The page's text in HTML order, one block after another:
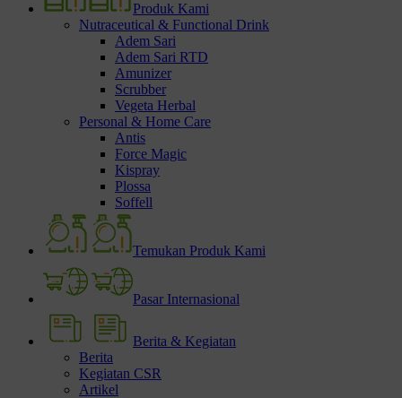
Produk Kami
Nutraceutical & Functional Drink
Adem Sari
Adem Sari RTD
Amunizer
Scrubber
Vegeta Herbal
Personal & Home Care
Antis
Force Magic
Kispray
Plossa
Soffell
Temukan Produk Kami
Pasar Internasional
Berita & Kegiatan
Berita
Kegiatan CSR
Artikel